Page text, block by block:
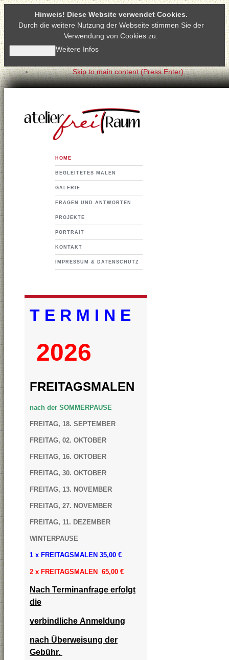
Hinweis! Diese Website verwendet Cookies.
Durch die weitere Nutzung der Webseite stimmen Sie der
Verwendung von Cookies zu.
Weitere Infos
Skip to main content (Press Enter).
HOME
BEGLEITETES MALEN
GALERIE
FRAGEN UND ANTWORTEN
PROJEKTE
PORTRAIT
KONTAKT
IMPRESSUM & DATENSCHUTZ
T E R M I N E
2026
FREITAGSMALEN
nach der SOMMERPAUSE
FREITAG, 18. SEPTEMBER
FREITAG, 02. OKTOBER
FREITAG, 16. OKTOBER
FREITAG, 30. OKTOBER
FREITAG, 13. NOVEMBER
FREITAG, 27. NOVEMBER
FREITAG, 11. DEZEMBER
WINTERPAUSE
1 x FREITAGSMALEN 35,00 €
2 x FREITAGSMALEN 65,00 €
Nach Terminanfrage erfolgt
die
verbindliche Anmeldung
nach Überweisung der
Gebühr.